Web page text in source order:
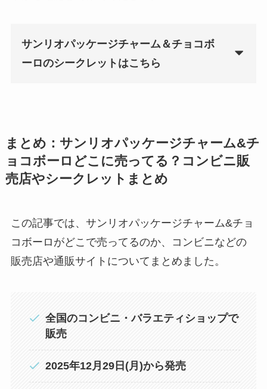
サンリオパッケージチャーム＆チョコボ
ーロのシークレットはこちら
まとめ：サンリオパッケージチャーム&チ
ョコボーロどこに売ってる？コンビニ販
売店やシークレットまとめ
この記事では、サンリオパッケージチャーム&チョ
コボーロがどこで売ってるのか、コンビニなどの
販売店や通販サイトについてまとめました。
全国のコンビニ ・バラエティショップで
販売
2025年12月29日(月)から発売